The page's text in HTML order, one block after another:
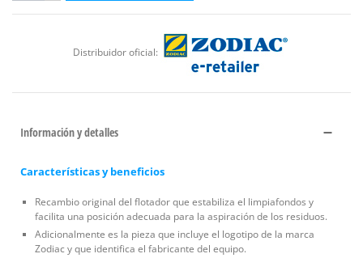
Distribuidor oficial:
Información y detalles
Características y beneficios
Recambio original del flotador que estabiliza el limpiafondos y
facilita una posición adecuada para la aspiración de los residuos.
Adicionalmente es la pieza que incluye el logotipo de la marca
Zodiac y que identifica el fabricante del equipo.